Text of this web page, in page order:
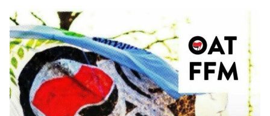
Rostock-Lichtenhagen. Vor 31 Jahren wurde eine
Zentralaufnahmestelle für Geflüchtete und ein
Wohnhaus von ehemaligen „Vertragsarbeiter*innen“ von
einem rechten Mob angegriffen. Während Steine und
Brandsätze flogen, kapitulierte […]